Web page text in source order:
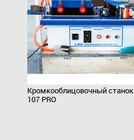
Кромкооблицовочный
107 PRO